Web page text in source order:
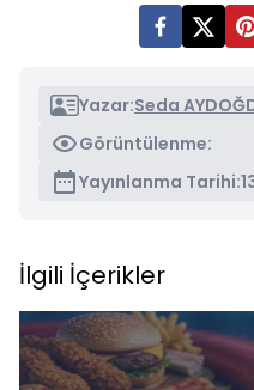
Yazar:Seda
Görüntülenme:
Yayınlanma Tarihi:
İlgili İçerikler